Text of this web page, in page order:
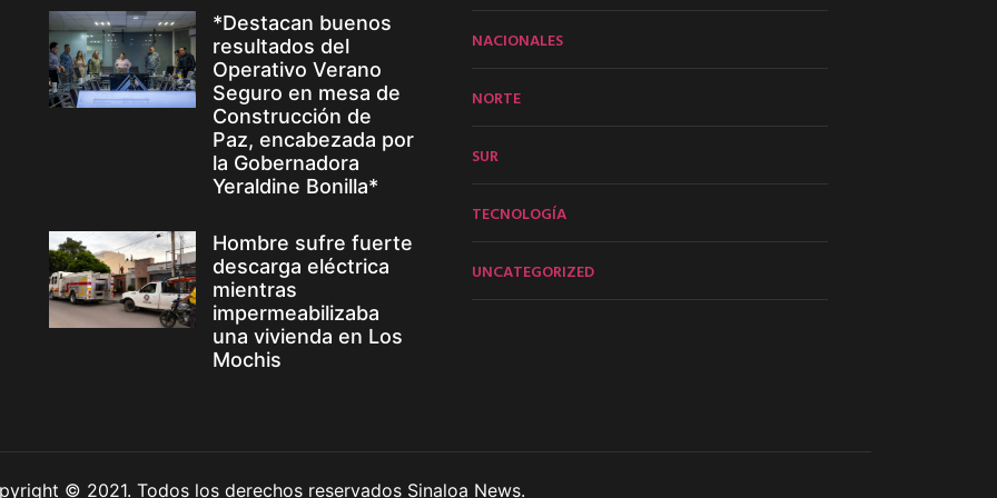
*Destacan buenos
resultados del
Operativo Verano
Seguro en mesa de
Construcción de
Paz, encabezada por
la Gobernadora
Yeraldine Bonilla*
Hombre sufre fuerte
descarga eléctrica
mientras
impermeabilizaba
una vivienda en Los
Mochis
NACIONALES
NORTE
SUR
TECNOLOGÍA
UNCATEGORIZED
© 2021. Todos los derechos reservados Sinaloa News.